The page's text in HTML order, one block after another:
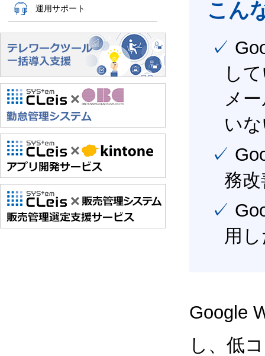
運用サポート こん
✓ Google Workspace（旧G Suite） を社内で導入
し
メ
い
✓ Google Workspace（旧G Suite） を活用し、業
務
✓ Google Workspace（旧G Suite） を最大限に活
用
Google
し、低